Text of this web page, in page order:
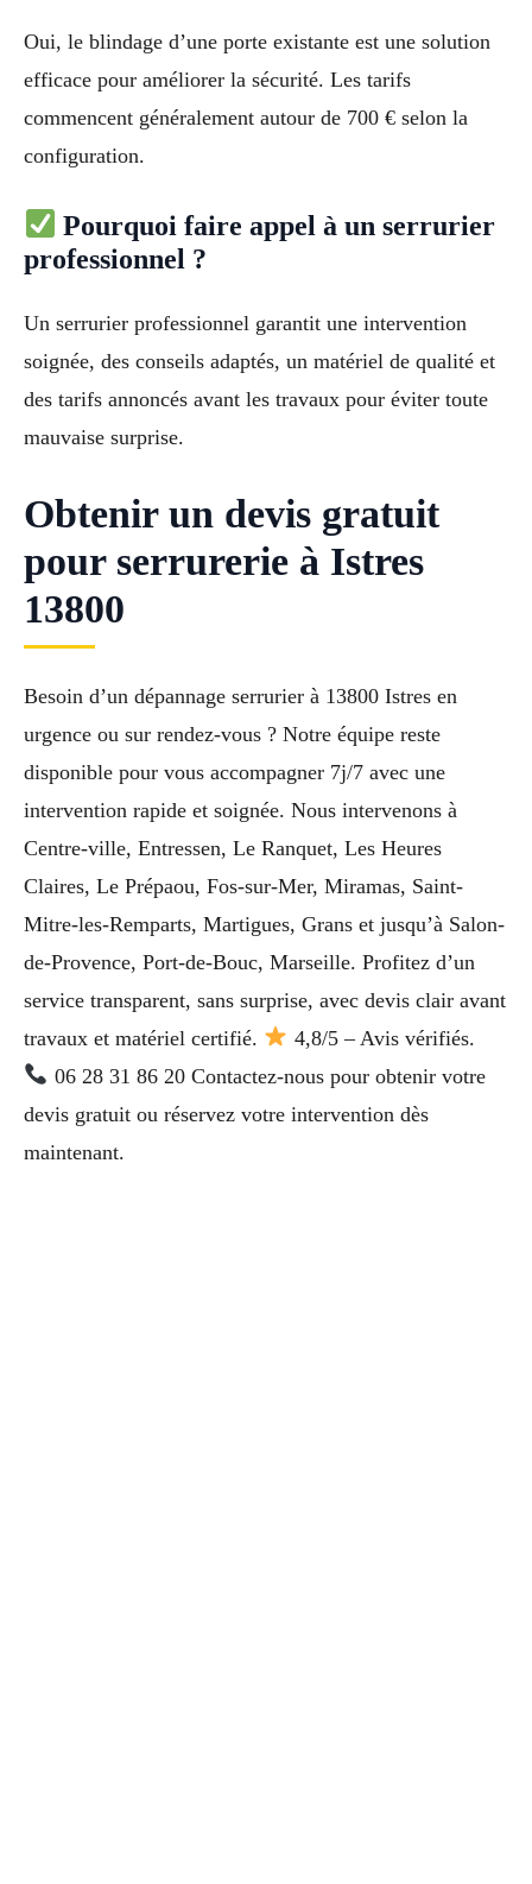
Oui, le blindage d’une porte existante est une solution
efficace pour améliorer la sécurité. Les tarifs
commencent généralement autour de 700 € selon la
configuration.
Pourquoi faire appel à un serrurier
professionnel ?
Un serrurier professionnel garantit une intervention
soignée, des conseils adaptés, un matériel de qualité et
des tarifs annoncés avant les travaux pour éviter toute
mauvaise surprise.
Obtenir un devis gratuit
pour serrurerie à Istres
13800
Besoin d’un dépannage serrurier à 13800 Istres en
urgence ou sur rendez-vous ? Notre équipe reste
disponible pour vous accompagner 7j/7 avec une
intervention rapide et soignée. Nous intervenons à
Centre-ville, Entressen, Le Ranquet, Les Heures
Claires, Le Prépaou, Fos-sur-Mer, Miramas, Saint-
Mitre-les-Remparts, Martigues, Grans et jusqu’à Salon-
de-Provence, Port-de-Bouc, Marseille. Profitez d’un
service transparent, sans surprise, avec devis clair avant
travaux et matériel certifié.
4,8/5 – Avis vérifiés.
06 28 31 86 20 Contactez-nous pour obtenir votre
devis gratuit ou réservez votre intervention dès
maintenant.